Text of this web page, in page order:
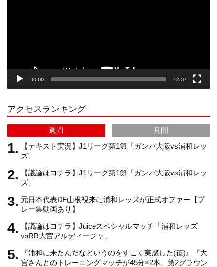
r
a
m
e
C
h
a
n
e
00:00 12:37
アクセスランキング
週間
月間
【テキスト実況】J1リーグ第1節「ガンバ大阪vs浦和レッ
ズ」
【議論はコチラ】J1リーグ第1節「ガンバ大阪vs浦和レッ
ズ」
元日本代表DF山根視来に浦和レッズが正式オファー【プ
レー集動画あり】
【議論はコチラ】Juiceスペシャルマッチ「浦和レッズ
vsRB大宮アルディージャ」
『浦和に来たんだなというのをすごく実感した(笹)』『大
宮さんとのトレーニングマッチが45分×2本、第2グラウン